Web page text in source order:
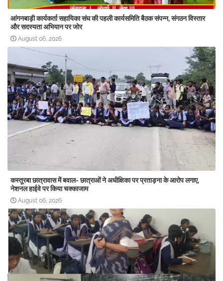
आंगनबाड़ी कार्यकर्ता सहायिका संघ की पहली कार्यसमिति बैठक संपन्न, संगठन विस्तार
और सदस्यता अभियान पर जोर
August 06, 2026
कस्तूरबा छात्रावास में बवाल- छात्राओं ने अधीक्षिका पर प्रताड़ना के आरोप लगाए,
नेशनल हाईवे पर किया चक्काजाम
August 06, 2026